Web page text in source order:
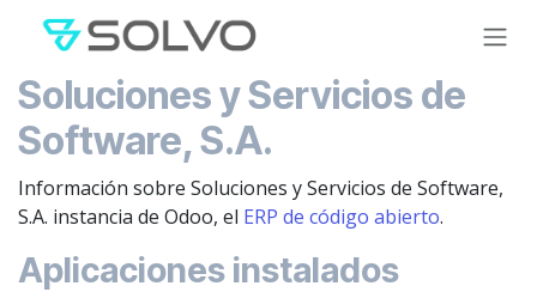
Ir al contenido
Soluciones y Servicios de
Software, S.A.
Información sobre Soluciones y Servicios de Software,
S.A. instancia de Odoo, el ERP de código abierto.
Aplicaciones instalados